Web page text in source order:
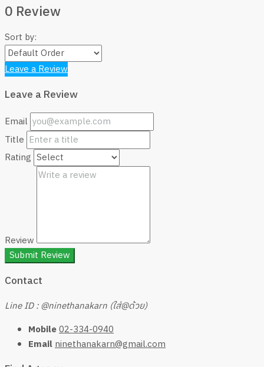
0 Review
Sort by:
Leave a Review
Leave a Review
Email
Title
Rating
Review
Submit Review
Contact
Line ID : @ninethanakarn (ใส่@ด้วย)
Mobile02-334-0940
Emailninethanakarn@gmail.com